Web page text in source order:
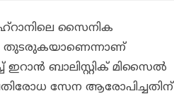
സൈനിക
തുടരുകയാണെന്നാണ്
ഇറാന്‍ ബാലിസ്റ്റിക് മിസൈല്‍
സേന ആരോപിച്ചതിന്